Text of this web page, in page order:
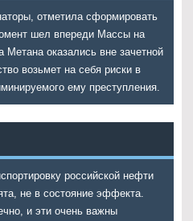
отметила сформировать
шел впереди Массы на
Метана оказались вне зачетной
возьмет на себя риски в
ему преступления.
российской нефти
не в состояние эффекта.
и эти очень важны